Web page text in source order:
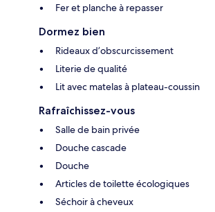
Fer et planche à repasser
Dormez bien
Rideaux d’obscurcissement
Literie de qualité
Lit avec matelas à plateau-coussin
Rafraîchissez-vous
Salle de bain privée
Douche cascade
Douche
Articles de toilette écologiques
Séchoir à cheveux